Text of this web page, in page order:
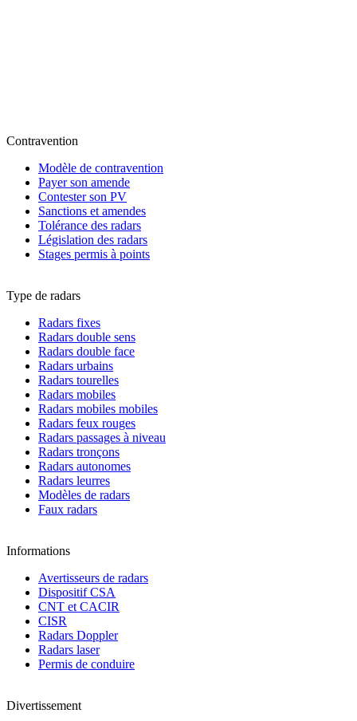
Contravention
Modèle de contravention
Payer son amende
Contester son PV
Sanctions et amendes
Tolérance des radars
Législation des radars
Stages permis à points
Type de radars
Radars fixes
Radars double sens
Radars double face
Radars urbains
Radars tourelles
Radars mobiles
Radars mobiles mobiles
Radars feux rouges
Radars passages à niveau
Radars tronçons
Radars autonomes
Radars leurres
Modèles de radars
Faux radars
Informations
Avertisseurs de radars
Dispositif CSA
CNT et CACIR
CISR
Radars Doppler
Radars laser
Permis de conduire
Divertissement